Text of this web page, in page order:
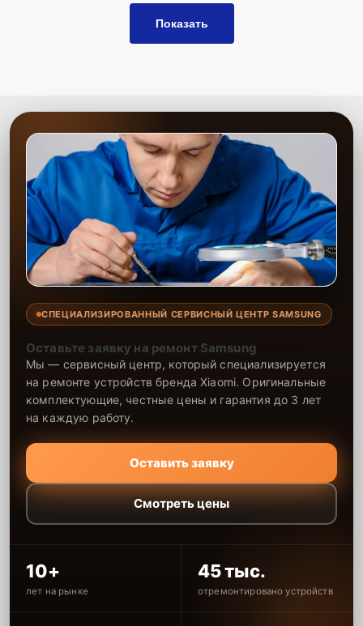
Гарантия качества
– уверенность в результатах
работу устройства и предотвращая возможные перегревы.
использование проверенных запчастей и гарантия на ремонт
подтверждают высокий уровень наших услуг.
Показать
СПЕЦИАЛИЗИРОВАННЫЙ СЕРВИСНЫЙ ЦЕНТР SAMSUNG
Оставьте заявку на ремонт Samsung
Мы — сервисный центр, который специализируется
на ремонте устройств бренда Xiaomi. Оригинальные
комплектующие, честные цены и гарантия до 3 лет
на каждую работу.
Оставить заявку
Смотреть цены
10+
лет на рынке
45 тыс.
отремонтировано устройств